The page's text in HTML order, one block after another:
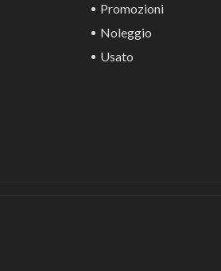
Promozioni
Noleggio
Usato